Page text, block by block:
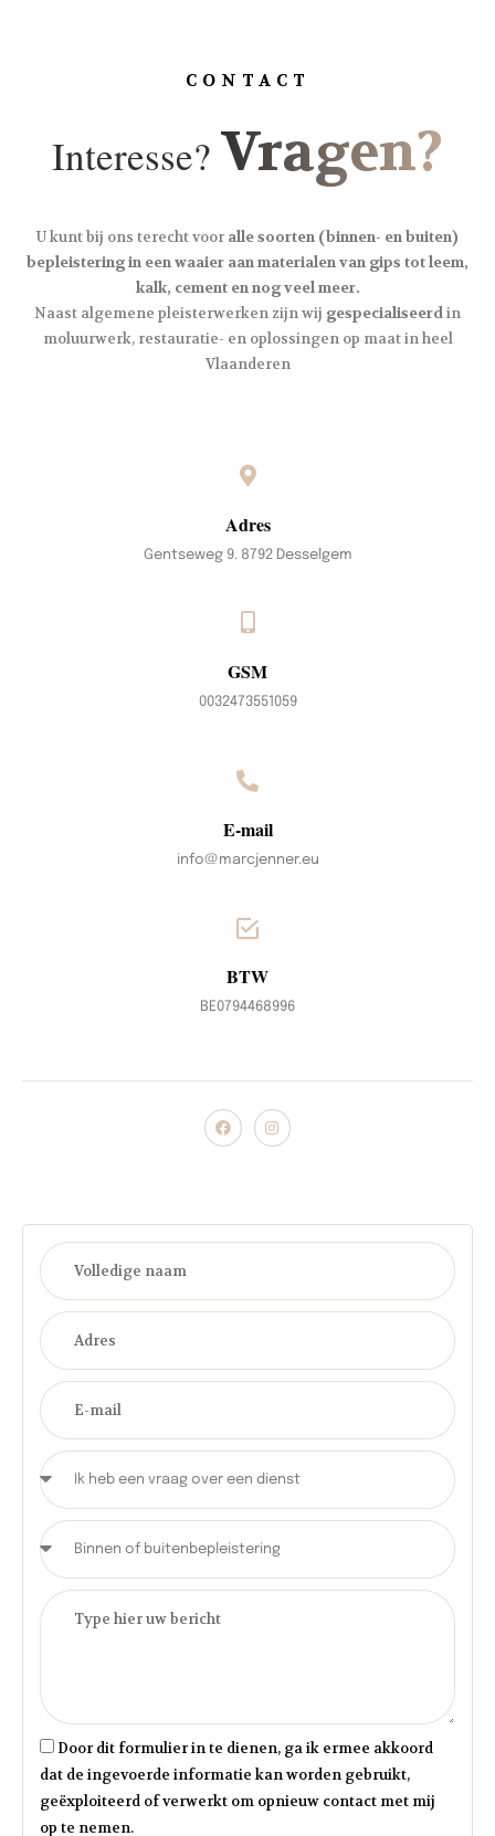
CONTACT
Interesse? Vragen?
U kunt bij ons terecht voor alle soorten (binnen- en buiten)
bepleistering in een waaier aan materialen van gips tot leem,
kalk, cement en nog veel meer.
Naast algemene pleisterwerken zijn wij gespecialiseerdin
moluurwerk, restauratie- en oplossingen op maat in heel
Vlaanderen
Adres
Gentseweg 9. 8792 Desselgem
GSM
0032473551059
E-mail
info@marcjenner.eu
BTW
BE0794468996
Door dit formulier in te dienen, ga ik ermee akkoord
dat de ingevoerde informatie kan worden gebruikt,
geëxploiteerd of verwerkt om opnieuw contact met mij
op te nemen.